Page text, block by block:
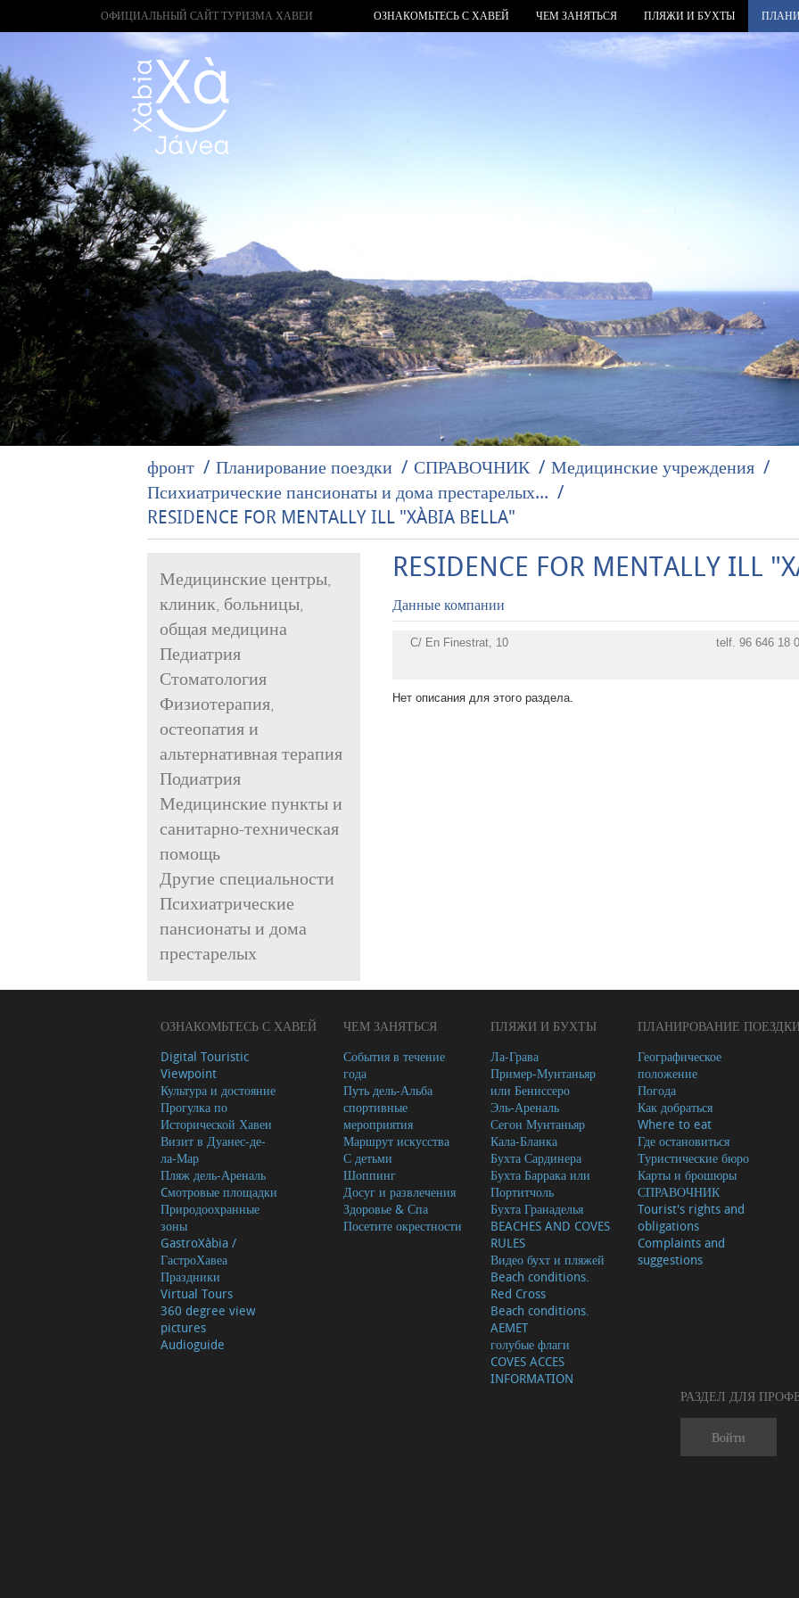
ОФИЦИАЛЬНЫЙ САЙТ ТУРИЗМА ХАВЕИ ОЗНАКОМЬТЕСЬ С ХАВЕЙ ЧЕМ ЗАНЯТЬСЯ ПЛЯЖИ И БУХТЫ
фронт Планирование поездки СПРАВОЧНИК
Медицинские учреждения
Психиатрические пансионаты и дома престарелых...
RESIDENCE FOR MENTALLY ILL "XÀBIA BELLA"
Медицинские центры,
клиник, больницы,
общая медицина
Педиатрия
Стоматология
Физиотерапия,
остеопатия и
альтернативная терапия
Подиатрия
Медицинские пункты и
санитарно-техническая
помощь
Другие специальности
Психиатрические
пансионаты и дома
престарелых
RESIDENCE FOR MENTALLY ILL
Данные компании
C/ En Finestrat, 10 telf. 96 646 18
Нет описания для этого раздела.
ОЗНАКОМЬТЕСЬ С ХАВЕЙ
Digital Touristic
Viewpoint
Культура и достояние
Прогулка по
Исторической Хавеи
Визит в Дуанес-де-
ла-Мар
Пляж дель-Ареналь
Cмотровые площадки
Природоохранные
зоны
GastroXàbia /
ГастроХавеа
Праздники
Virtual Tours
360 degree view
pictures
Audioguide
ЧЕМ ЗАНЯТЬСЯ
События в течение
года
Путь дель-Альба
спортивные
мероприятия
Маршрут искусства
С детьми
Шоппинг
Досуг и развлечения
Здоровье & Спа
Посетите окрестности
ПЛЯЖИ И БУХТЫ
Ла-Грава
Пример-Мунтаньяр
или Бениссеро
Эль-Ареналь
Сегон Мунтаньяр
Кала-Бланка
Бухта Сардинера
Бухта Баррака или
Портитчоль
Бухта Гранаделья
BEACHES AND COVES
RULES
Видео бухт и пляжей
Beach conditions.
Red Cross
Beach conditions.
AEMET
голубые флаги
COVES ACCES
INFORMATION
ПЛАНИРОВАНИЕ
Географическое
положение
Погода
Как добраться
Where to eat
Где остановиться
Туристические бюро
Карты и брошюры
СПРАВОЧНИК
Tourist's rights and
obligations
Complaints and
suggestions
РАЗДЕЛ ДЛЯ
Войти